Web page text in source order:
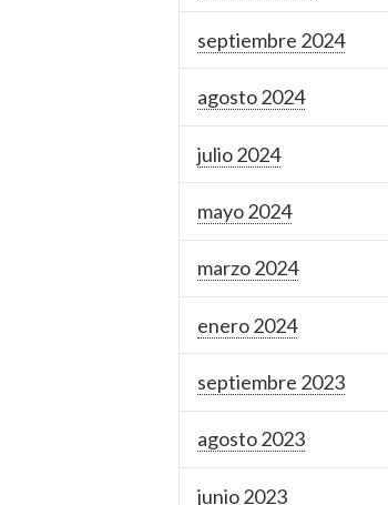
septiembre 2024
agosto 2024
julio 2024
mayo 2024
marzo 2024
enero 2024
septiembre 2023
agosto 2023
junio 2023